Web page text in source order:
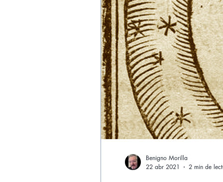
Benigno Morilla
22 abr 2021
2 min de